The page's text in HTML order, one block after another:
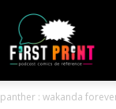
: wakanda